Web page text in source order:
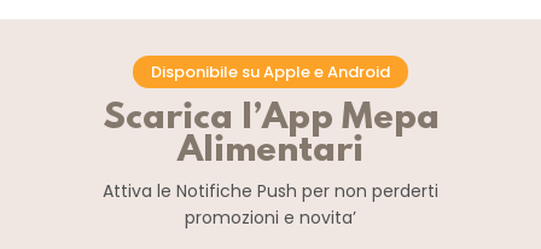
Disponibile su Apple e Android
Scarica l’App Mepa
Alimentari
Attiva le Notifiche Push per non perderti
promozioni e novita’